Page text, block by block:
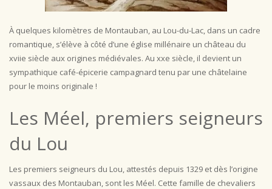
À quelques kilomètres de Montauban, au Lou-du-Lac, dans un cadre
romantique, s’élève à côté d’une église millénaire un château du
xviie siècle aux origines médiévales. Au xxe siècle, il devient un
sympathique café-épicerie campagnard tenu par une châtelaine
pour le moins originale !
Les Méel, premiers seigneurs
du Lou
Les premiers seigneurs du Lou, attestés depuis 1329 et dès l’origine
vassaux des Montauban, sont les Méel. Cette famille de chevaliers